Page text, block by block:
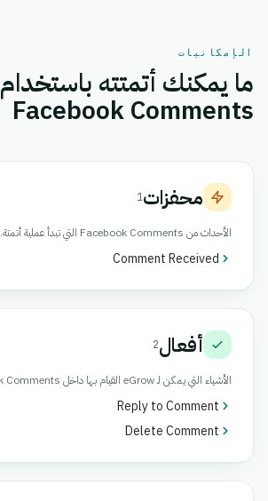
الإمكانيات
ما يمكنك أتمتته باستخدام
Facebook Comments
محفزات1
الأحداث من Facebook Comments التي تبدأ عملية أتمتة.
Comment Received
أفعال2
الأشياء التي يمكن لـ eGrow القيام بها داخل Facebook Comments.
Reply to Comment
Delete Comment